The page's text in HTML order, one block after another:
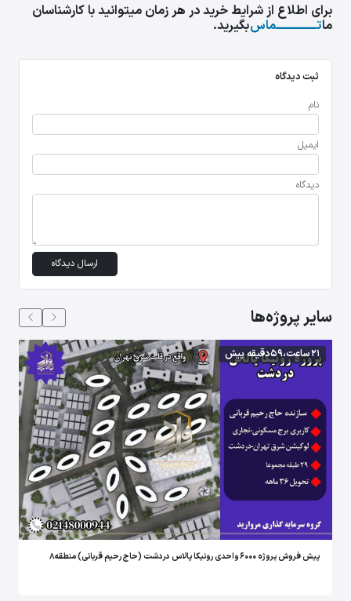
برای اطلاع از شرایط خرید در هر زمان میتوانید با کارشناسان
ماتـــــــــــــــــماسبگیرید.
ثبت دیدگاه
نام
ایمیل
دیدگاه
ارسال دیدگاه
سایر پروژه‌ها
21 ساعت،59 دقیقه پیش
پیش فروش پروژه 6000 واحدی رونیکا پالاس دردشت (حاج رحیم قربانی) منطقه8